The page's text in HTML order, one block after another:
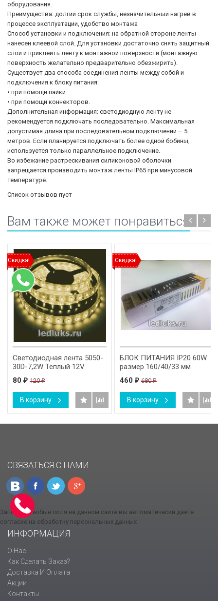
оборудования.
Преимущества: долгий срок службы, незначительный нагрев в
процессе эксплуатации, удобство монтажа
Способ установки и подключения: на обратной стороне ленты
нанесен клеевой слой. Для установки достаточно снять защитный
слой и приклеить ленту к монтажной поверхности (монтажную
поверхность желательно предварительно обезжирить).
Существует два способа соединения ленты между собой и
подключения к блоку питания:
• при помощи пайки
• при помощи коннекторов.
Дополнительная информация: светодиодную ленту не
рекомендуется подключать последовательно. Максимальная
допустимая длина при последовательном подключении – 5
метров. Если планируется подключать более одной бобины,
используется только параллельное подключение.
Во избежание растрескивания силиконовой оболочки
запрещается производить монтаж ленты IP65 при минусовой
температуре.
Список отзывов пуст
Вам также может понравиться
Скидка!
Светодиодная лента 5050-
30D-7,2W Теплый 12V
80 ₽ 120₽
В корзину
Скидка!
БЛОК ПИТАНИЯ IP20 60W
размер 160/40/33 мм
460 ₽ 680₽
В корзину
СВЯЗАТЬСЯ С НАМИ
Заполняя любые поля на данном сайте вы автоматически даете
согласие на обработку персональных данных
ИНФОРМАЦИЯ
О Нас
Как Сделать Заказ?
Доставка И Оплата
Акции
Контакты